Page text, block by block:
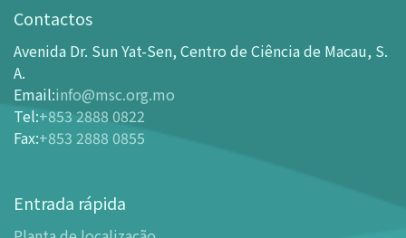
Horário de Funcionamento
Como chegar ao MSC
Bilheteira
- Comprar Ingressos On-line
- Ingressos e Tabela de Descontos
- Planta de localização
- Guia MSC Aplicação para telemóvel
Contactos
Avenida Dr. Sun Yat-Sen, Centro de Ciência de Macau, S.
A.
Email:info@msc.org.mo
Tel:+853 2888 0822
Fax:+853 2888 0855
Entrada rápida